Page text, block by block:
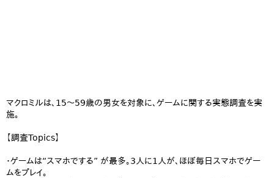
マクロミルは、15～59歳の男女を対象に、ゲームに関する実態調査を実
施。
【調査Topics】
・ゲームは“スマホでする” が最多。3人に1人が、ほぼ毎日スマホでゲー
ムをプレイ。